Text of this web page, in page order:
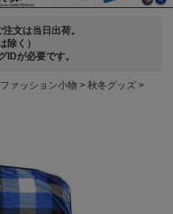
文は当日出荷。
除く）
IDが必要です。
ァッション小物
秋冬グッズ